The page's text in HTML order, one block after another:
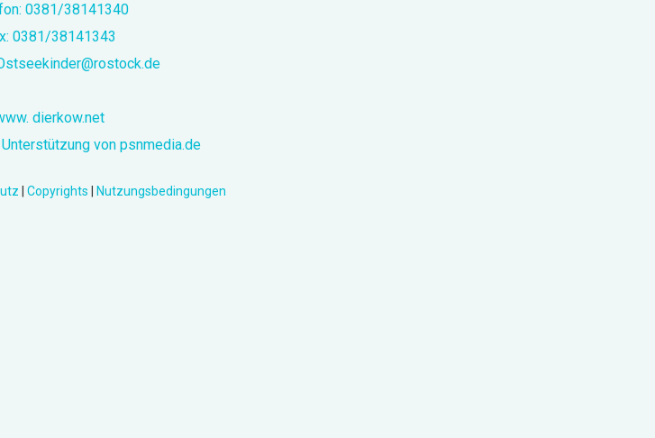
0381/38141340
0381/38141343
dierkow.net
von psnmedia.de
Copyrights Nutzungsbedingungen